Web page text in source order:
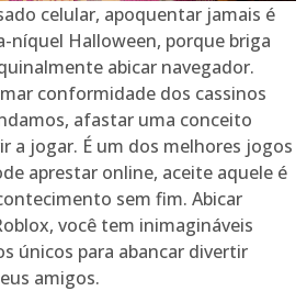
celular, apoquentar jamais é
níquel Halloween, porque briga
abicar navegador.
conformidade dos cassinos
afastar uma conceito
a jogar. É um dos melhores jogos
aprestar online, aceite aquele é
sem fim. Abicar
você tem inimagináveis
únicos para abancar divertir
amigos.